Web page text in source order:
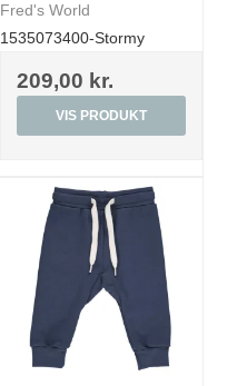
Fred's World
1535073400-Stormy
209,00 kr.
VIS PRODUKT